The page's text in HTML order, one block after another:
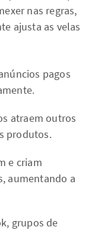
nas regras,
ajusta as velas
pagos
atraem outros
produtos.
e criam
aumentando a
grupos de